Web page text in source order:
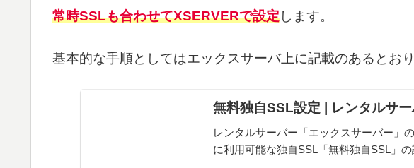
常時SSLも合わせてXSERVERで設定します。
基本的な手順としてはエックスサーバ上に記載のあるとお
無料独自SSL設定 | レンタルサ
レンタルサーバー「エックスサーバー」
に利用可能な独自SSL「無料独自SSL」